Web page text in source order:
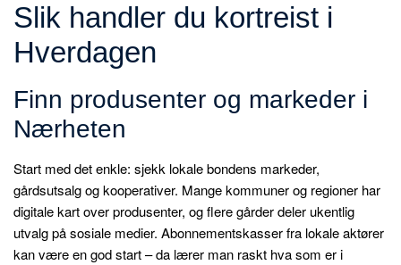
Slik handler du kortreist i
Hverdagen
Finn produsenter og markeder i
Nærheten
Start med det enkle: sjekk lokale bondens markeder,
gårdsutsalg og kooperativer. Mange kommuner og regioner har
digitale kart over produsenter, og flere gårder deler ukentlig
utvalg på sosiale medier. Abonnementskasser fra lokale aktører
kan være en god start – da lærer man raskt hva som er i